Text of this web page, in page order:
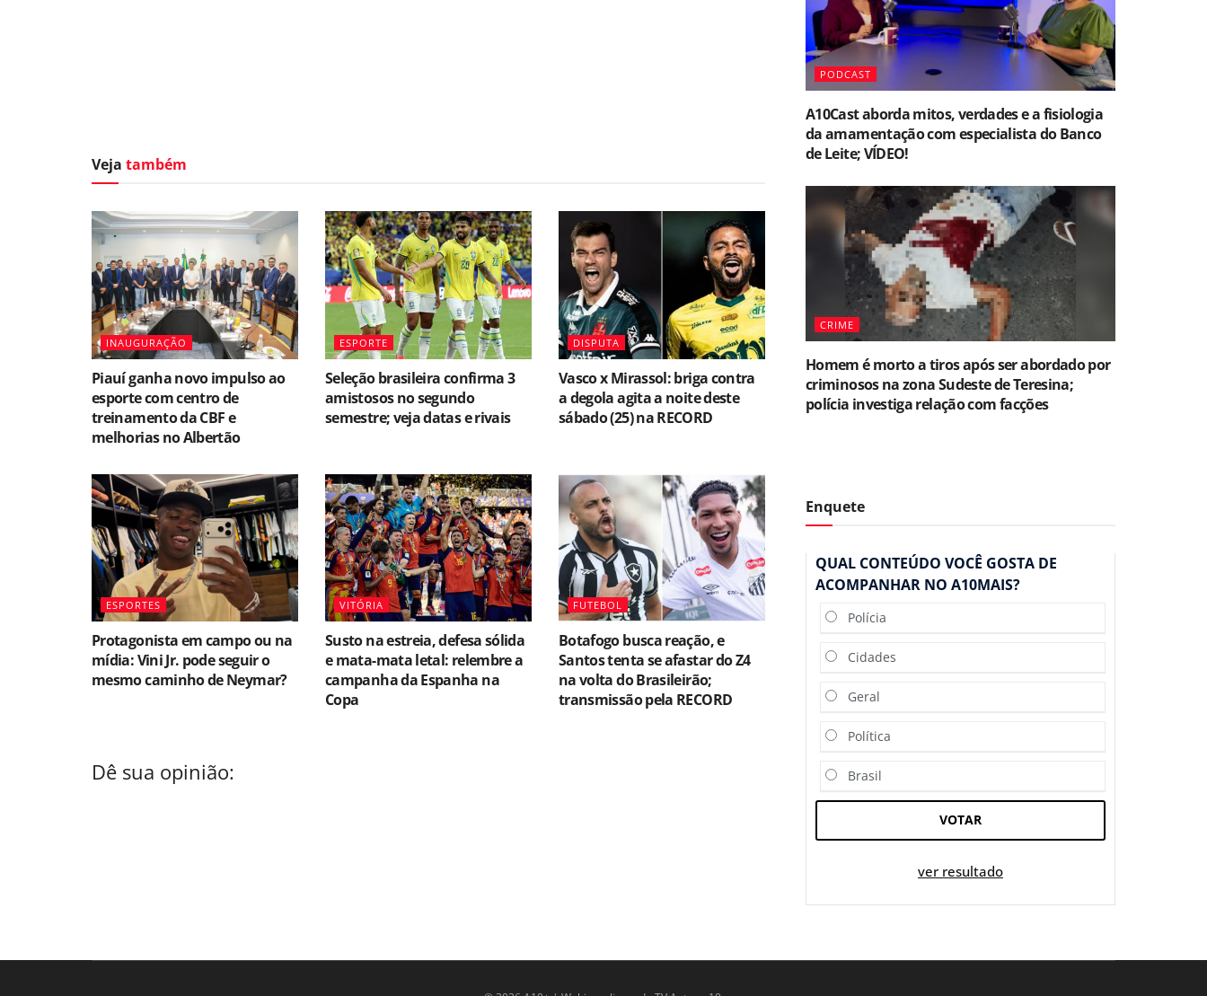
Veja também
INAUGURAÇÃO
Piauí ganha novo impulso ao
esporte com centro de
treinamento da CBF e
melhorias no Albertão
ESPORTE
Seleção brasileira confirma 3
amistosos no segundo
semestre; veja datas e rivais
DISPUTA
Vasco x Mirassol: briga contra
a degola agita a noite deste
sábado (25) na RECORD
ESPORTES
Protagonista em campo ou na
mídia: Vini Jr. pode seguir o
mesmo caminho de Neymar?
VITÓRIA
Susto na estreia, defesa sólida
e mata-mata letal: relembre a
campanha da Espanha na
Copa
FUTEBOL
Botafogo busca reação, e
Santos tenta se afastar do Z4
na volta do Brasileirão;
transmissão pela RECORD
Dê sua opinião:
PODCAST
A10Cast aborda mitos, verdades e a fisiologia
da amamentação com especialista do Banco
de Leite; VÍDEO!
CRIME
Homem é morto a tiros após ser abordado por
criminosos na zona Sudeste de Teresina;
polícia investiga relação com facções
Enquete
QUAL CONTEÚDO VOCÊ GOSTA DE
ACOMPANHAR NO A10MAIS?
Polícia
Cidades
Geral
Política
Brasil
VOTAR
ver resultado